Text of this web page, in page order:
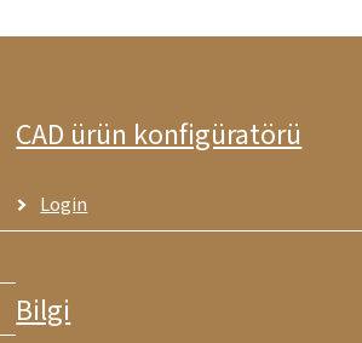
CAD ürün konfigüratörü
Login
Bilgi